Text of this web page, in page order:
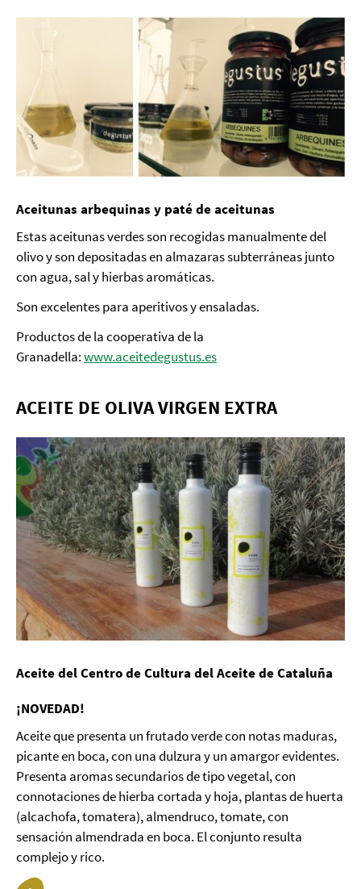
Aceitunas arbequinas y paté de aceitunas
Estas aceitunas verdes son recogidas manualmente del
olivo y son depositadas en almazaras subterráneas junto
con agua, sal y hierbas aromáticas.
Son excelentes para aperitivos y ensaladas.
Productos de la cooperativa de la
Granadella:www.aceitedegustus.es
ACEITE DE OLIVA VIRGEN EXTRA
Aceite del Centro de Cultura del Aceite de Cataluña
¡NOVEDAD!
Aceite que presenta un frutado verde con notas maduras,
picante en boca, con una dulzura y un amargor evidentes.
Presenta aromas secundarios de tipo vegetal, con
connotaciones de hierba cortada y hoja, plantas de huerta
(alcachofa, tomatera), almendruco, tomate, con
sensación almendrada en boca. El conjunto resulta
complejo y rico.